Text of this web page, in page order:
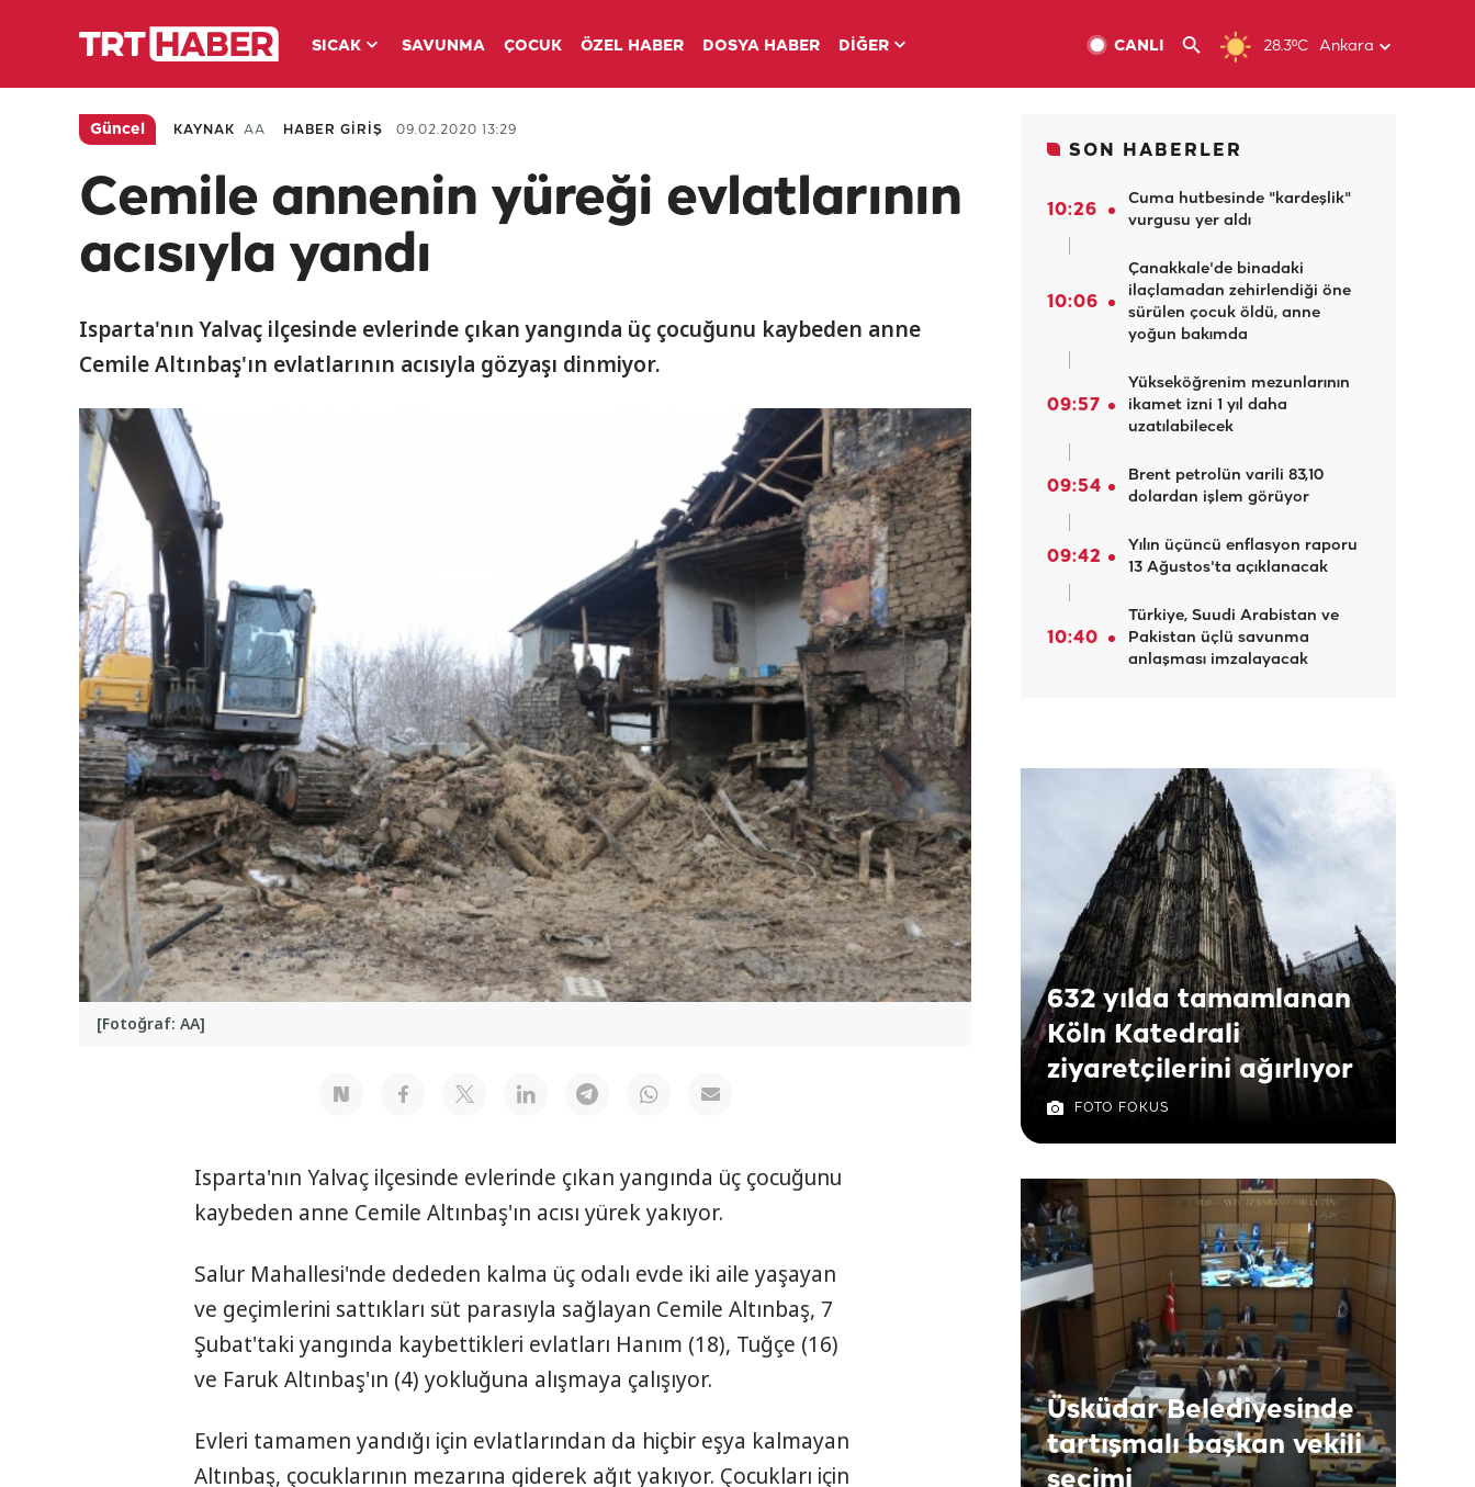
SICAK SAVUNMA ÇOCUK ÖZEL HABER DOSYA HABER DİĞER 28.3ºC Ankara
CANLI
Güncel KAYNAK AA HABER GİRİŞ 09.02.2020 13:29
Cemile annenin yüreği evlatlarının
acısıyla yandı
Isparta'nın Yalvaç ilçesinde evlerinde çıkan yangında üç çocuğunu kaybeden anne
Cemile Altınbaş'ın evlatlarının acısıyla gözyaşı dinmiyor.
[Fotoğraf: AA]
Isparta'nın Yalvaç ilçesinde evlerinde çıkan yangında üç çocuğunu
kaybeden anne Cemile Altınbaş'ın acısı yürek yakıyor.
Salur Mahallesi'nde dededen kalma üç odalı evde iki aile yaşayan
ve geçimlerini sattıkları süt parasıyla sağlayan Cemile Altınbaş, 7
Şubat'taki yangında kaybettikleri evlatları Hanım (18), Tuğçe (16)
ve Faruk Altınbaş'ın (4) yokluğuna alışmaya çalışıyor.
Evleri tamamen yandığı için evlatlarından da hiçbir eşya kalmayan
Altınbaş, çocuklarının mezarına giderek ağıt yakıyor. Çocukları için
SON HABERLER
10:26
Cuma hutbesinde "kardeşlik"
vurgusu yer aldı
10:06
Çanakkale'de binadaki
ilaçlamadan zehirlendiği öne
sürülen çocuk öldü, anne
yoğun bakımda
09:57
Yükseköğrenim mezunlarının
ikamet izni 1 yıl daha
uzatılabilecek
09:54
Brent petrolün varili 83,10
dolardan işlem görüyor
09:42
Yılın üçüncü enflasyon raporu
13 Ağustos'ta açıklanacak
10:40
Türkiye, Suudi Arabistan ve
Pakistan üçlü savunma
anlaşması imzalayacak
632 yılda tamamlanan
Köln Katedrali
ziyaretçilerini ağırlıyor
FOTO FOKUS
Üsküdar Belediyesinde
tartışmalı başkan vekili
seçimi